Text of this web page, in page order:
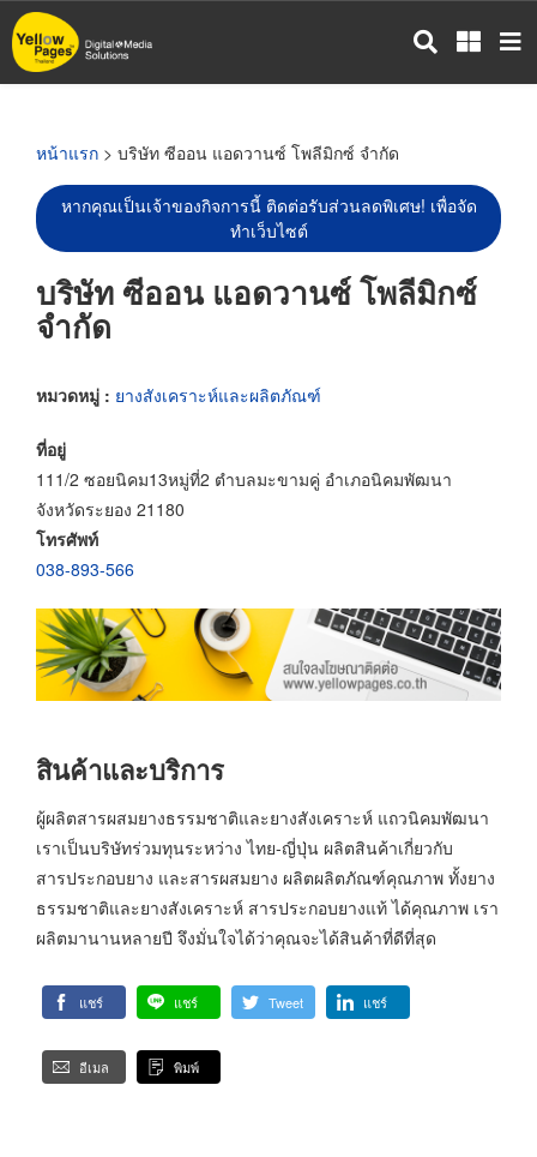
ข้าม
ไป
หน้าแรก > บริษัท ซีออน แอดวานซ์ โพลีมิกซ์ จำกัด
หากคุณเป็นเจ้าของกิจการนี้ ติดต่อรับส่วนลดพิเศษ! เพื่อจัด
ทำเว็บไซต์
บริษัท ซีออน แอดวานซ์ โพลีมิกซ์
จำกัด
หมวดหมู่ : ยางสังเคราะห์และผลิตภัณฑ์
ที่อยู่
111/2 ซอยนิคม13หมู่ที่2 ตำบลมะขามคู่ อำเภอนิคมพัฒนา
จังหวัดระยอง 21180
โทรศัพท์
038-893-566
สินค้าและบริการ
ผู้ผลิตสารผสมยางธรรมชาติและยางสังเคราะห์ แถวนิคมพัฒนา
เราเป็นบริษัทร่วมทุนระหว่าง ไทย-ญี่ปุ่น ผลิตสินค้าเกี่ยวกับ
สารประกอบยาง และสารผสมยาง ผลิตผลิตภัณฑ์คุณภาพ ทั้งยาง
ธรรมชาติและยางสังเคราะห์ สารประกอบยางแท้ ได้คุณภาพ เรา
ผลิตมานานหลายปี จึงมั่นใจได้ว่าคุณจะได้สินค้าที่ดีที่สุด
แชร์ แชร์ Tweet แชร์
อีเมล พิมพ์